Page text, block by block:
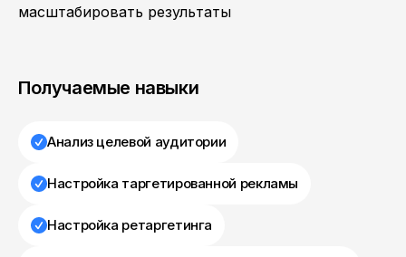
масштабировать результаты
Получаемые навыки
Анализ целевой аудитории
Настройка таргетированной рекламы
Настройка ретаргетинга